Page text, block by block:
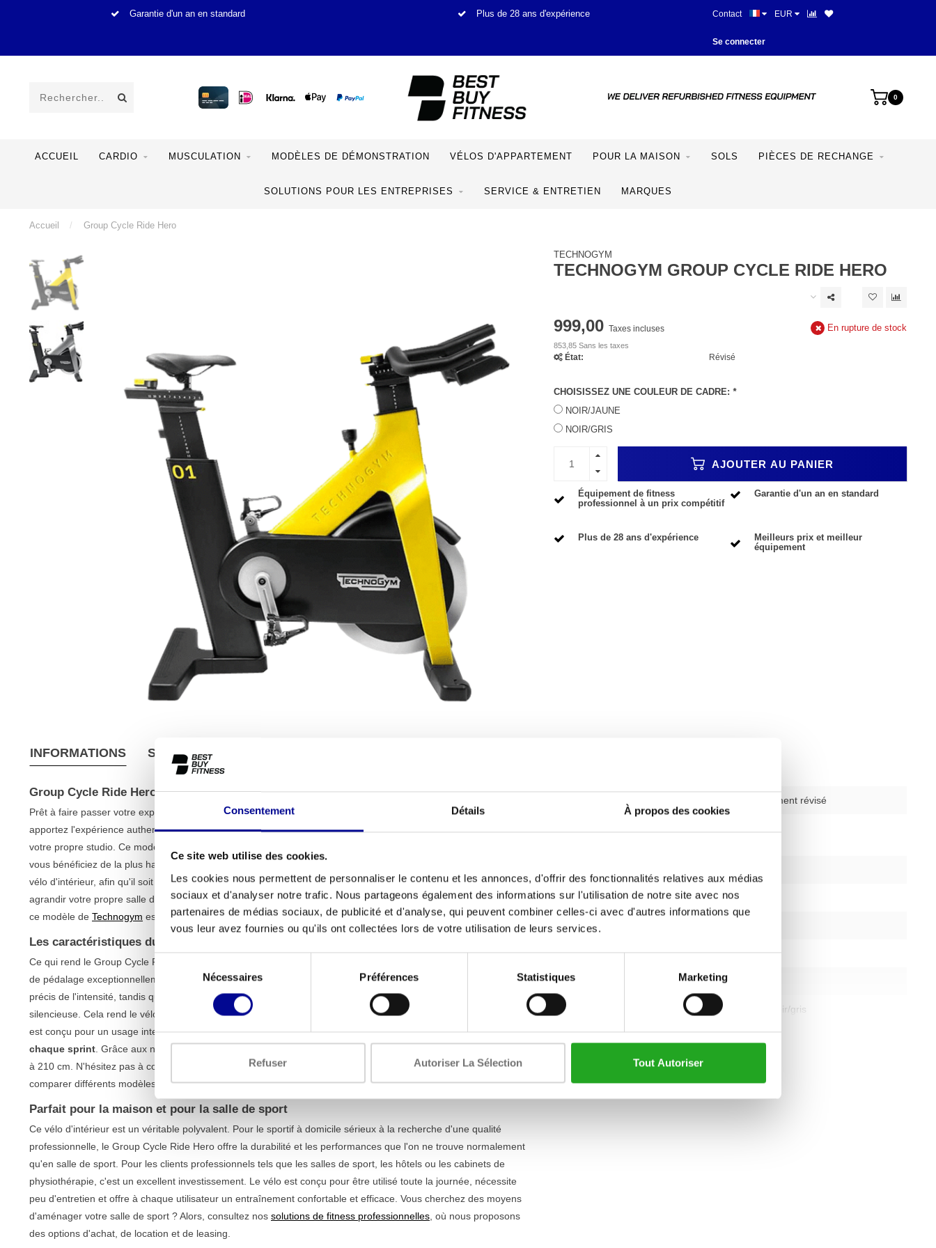
Consentement Détails À propos des cookies
Ce site web utilise des cookies.
Les cookies nous permettent de personnaliser le contenu et les annonces, d'offrir des fonctionnalités relatives aux médias
sociaux et d'analyser notre trafic. Nous partageons également des informations sur l'utilisation de notre site avec nos
partenaires de médias sociaux, de publicité et d'analyse, qui peuvent combiner celles-ci avec d'autres informations que
vous leur avez fournies ou qu'ils ont collectées lors de votre utilisation de leurs services.
Sélection
du
consentement
Nécessaires Préférences Statistiques Marketing
Refuser Autoriser La Sélection Tout Autoriser
Garantie d'un an en standard Plus de 28 ans d'expérience Meilleurs prix et meilleur
Contact EUR
Se connecter
0
ACCUEIL CARDIO MUSCULATION MODÈLES DE DÉMONSTRATION VÉLOS D'APPARTEMENT POUR LA MAISON SOLS PIÈCES DE RECHANGE
SOLUTIONS POUR LES ENTREPRISES SERVICE & ENTRETIEN MARQUES
Accueil / Group Cycle Ride Hero
TECHNOGYM
TECHNOGYM GROUP CYCLE RIDE HERO
999,00 Taxes incluses
853,85 Sans les taxes
En rupture de stock
État: Révisé
CHOISISSEZ UNE COULEUR DE CADRE: *
NOIR/JAUNE
NOIR/GRIS
AJOUTER AU PANIER
Équipement de fitness
professionnel à un prix compétitif
Garantie d'un an en standard
Plus de 28 ans d'expérience
Meilleurs prix et meilleur
équipement
INFORMATIONS SPÉCIFICATIONS
Group Cycle Ride Hero
Prêt à faire passer votre expérience cycliste au niveau supérieur ? Avec le Group Cycle Ride Hero, vous
apportez l'expérience authentique d'un cours de cyclisme en salle professionnel directement chez vous ou dans
votre propre studio. Ce modèle est un appareil haut de gamme entièrement reconditionné, ce qui signifie que
vous bénéficiez de la plus haute qualité à un prix équitable. Nos techniciens ont soigneusement vérifié et testé ce
vélo d'intérieur, afin qu'il soit prêt à l'emploi pour les entraînements les plus intenses. Que vous souhaitiez
agrandir votre propre salle de sport ou que vous recherchiez desvélos d'intérieurfiables pour votre salle de sport,
ce modèle de Technogym est un choix intelligent et durable.
Les caractéristiques du Group Cycle Ride Hero
Ce qui rend le Group Cycle Ride Hero si populaire, c'est la combinaison d'un design robuste et d'une expérience
de pédalage exceptionnellement fluide. Le système de résistance magnétique assure un réglage silencieux et
précis de l'intensité, tandis que la transmission par courroie Poly-V est facile d'entretien et pratiquement
silencieuse. Cela rend le vélo idéal pour un usage domestique, sans déranger vos colocataires. Le cadre en acier
est conçu pour un usage intensif et peut supporter un poids allant jusqu'à 160 kg, ce qui garantit lastabilité à
chaque sprint . Grâce aux nombreuses possibilités de réglage, le vélo convient aux utilisateurs mesurant de 140
à 210 cm. N'hésitez pas à consulter notre
gamme complète de vélos d'intérieur pour la maisonsi vous souhaitez
comparer différents modèles.
Parfait pour la maison et pour la salle de sport
Ce vélo d'intérieur est un véritable polyvalent. Pour le sportif à domicile sérieux à la recherche d'une qualité
professionnelle, le Group Cycle Ride Hero offre la durabilité et les performances que l'on ne trouve normalement
qu'en salle de sport. Pour les clients professionnels tels que les salles de sport, les hôtels ou les cabinets de
physiothérapie, c'est un excellent investissement. Le vélo est conçu pour être utilisé toute la journée, nécessite
peu d'entretien et offre à chaque utilisateur un entraînement confortable et efficace. Vous cherchez des moyens
d'aménager votre salle de sport ? Alors, consultez nos solutions de fitness professionnelles , où nous proposons
des options d'achat, de location et de leasing.
utilisé - entièrement révisé
Longueur 1 170 mm
Largeur
Hauteur 1 040 mm
Poids 67 kg
Couleur noir/jaune ou noir/gris